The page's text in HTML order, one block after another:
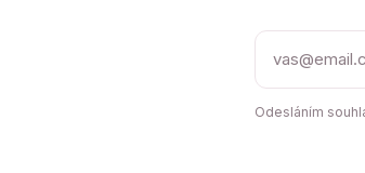
Odesláním